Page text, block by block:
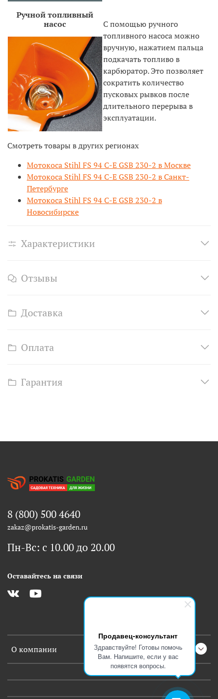
Продавец-консультант
Здравствуйте! Готовы помочь
Вам. Напишите, если у вас
появятся вопросы.
Ручной топливный
насос
С помощью ручного
топливного насоса можно
вручную, нажатием пальца
подкачать топливо в
карбюратор. Это позволяет
сократить количество
пусковых рывков после
длительного перерыва в
эксплуатации.
Смотреть товары в других регионах
Мотокоса Stihl FS 94 C-E GSB 230-2 в Москве
Мотокоса Stihl FS 94 C-E GSB 230-2 в Санкт-
Петербурге
Мотокоса Stihl FS 94 C-E GSB 230-2 в
Новосибирске
Характеристики
Отзывы
Доставка
Оплата
Гарантия
О компании
8 (800) 500 4640
zakaz@prokatis-garden.ru
Пн-Вс: с 10.00 до 20.00
Оставайтесь на связи